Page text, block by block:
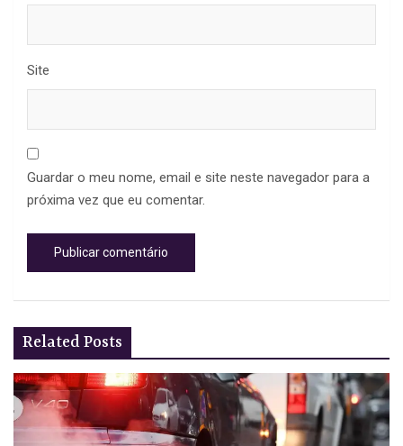
Site
Guardar o meu nome, email e site neste navegador para a
próxima vez que eu comentar.
Related Posts